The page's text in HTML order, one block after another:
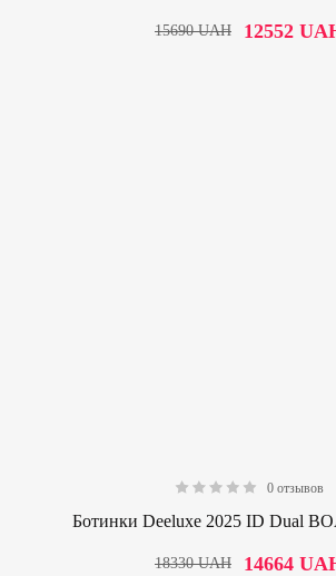
12552
15690UAH
0 отзывов
Ботинки Deeluxe 2025 ID Dual
14664
18330UAH